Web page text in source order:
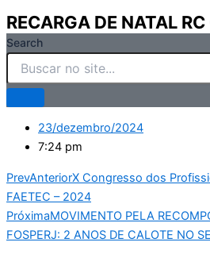
RECARGA DE NATAL
Search
23/dezembro/2024
7:24 pm
PrevAnteriorX Congresso dos
FAETEC – 2024
PróximaMOVIMENTO PELA
FOSPERJ: 2 ANOS DE CALOTE NO